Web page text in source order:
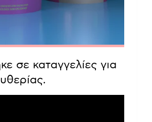
σε καταγγελίες για